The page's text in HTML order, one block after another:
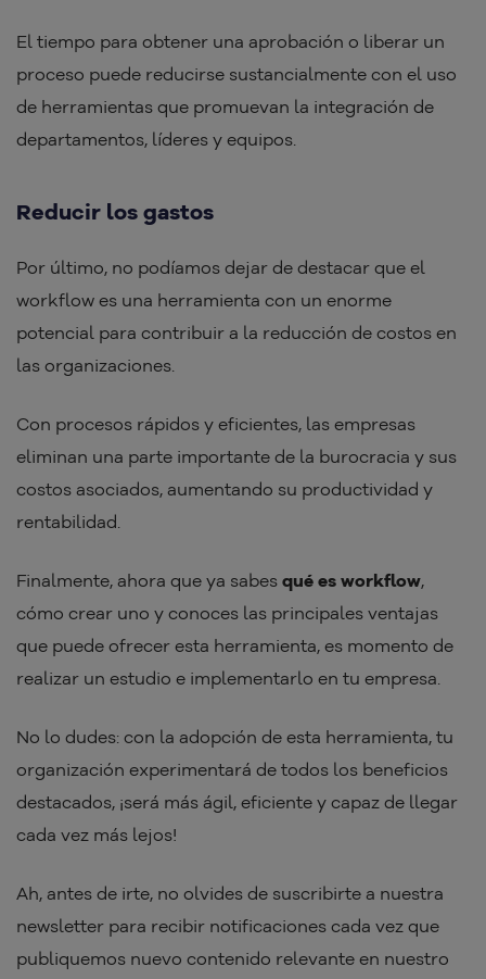
El tiempo para obtener una aprobación o liberar un
proceso puede reducirse sustancialmente con el uso
de herramientas que promuevan la integración de
departamentos, líderes y equipos.
Reducir los gastos
Por último, no podíamos dejar de destacar que el
workflow es una herramienta con un enorme
potencial para contribuir a la reducción de costos en
las organizaciones.
Con procesos rápidos y eficientes, las empresas
eliminan una parte importante de la burocracia y sus
costos asociados, aumentando su productividad y
rentabilidad.
Finalmente, ahora que ya sabes qué es workflow,
cómo crear uno y conoces las principales ventajas
que puede ofrecer esta herramienta, es momento de
realizar un estudio e implementarlo en tu empresa.
No lo dudes: con la adopción de esta herramienta, tu
organización experimentará de todos los beneficios
destacados, ¡será más ágil, eficiente y capaz de llegar
cada vez más lejos!
Ah, antes de irte, no olvides de suscribirte a nuestra
newsletter para recibir notificaciones cada vez que
publiquemos nuevo contenido relevante en nuestro